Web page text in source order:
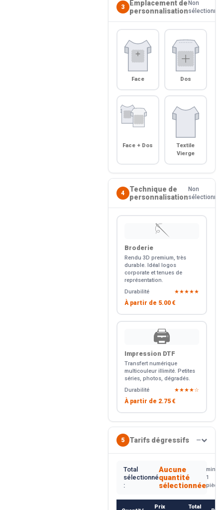
3
Emplacement de
personnalisation
Non
sélectionné
Face Dos
Face + Dos
Textile
Vierge
4
Technique de
personnalisation
Non
sélectionné
🪡
Broderie
Rendu 3D premium, très
durable. Idéal logos
corporate et tenues de
représentation.
Durabilité
★★★★★
À partir de 5.00 €
🖨️
Impression DTF
Transfert numérique
multicouleur illimité. Petites
séries, photos, dégradés.
Durabilité
★★★★☆
À partir de 2.75 €
5 Tarifs dégressifs —
Total
sélectionné
:
Aucune
quantité
sélectionnée
min.
1
pièce
Prix Total